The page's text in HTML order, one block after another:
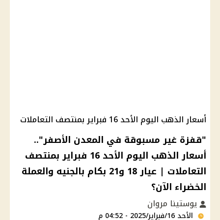
أسعار الذهب اليوم الأحد 16 فبراير بمنتصف التعاملات
"قفزة غير مسبوقة في المعدن الأصفر"..
أسعار الذهب اليوم الأحد 16 فبراير بمنتصف
التعاملات | عيار 18 و21 بكام بالجنيه والعملة
الخضراء الآن؟
يوستينا مروان
الأحد 16/فبراير/2025 - 04:52 م